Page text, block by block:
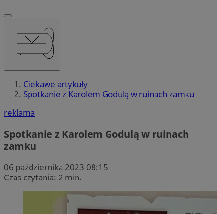
Ciekawe artykuły
Spotkanie z Karolem Godulą w ruinach zamku
reklama
Spotkanie z Karolem Godulą w ruinach
zamku
06 października 2023 08:15
Czas czytania: 2 min.